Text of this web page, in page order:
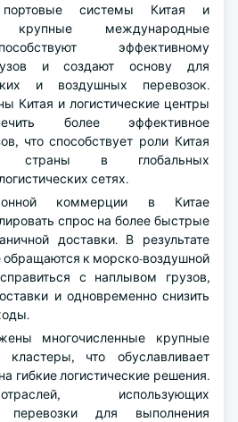
портовые системы Китая и
крупные международные
эффективному
и создают основу для
и воздушных перевозок.
Китая и логистические центры
более эффективное
что способствует роли Китая
страны в глобальных
сетях.
коммерции в Китае
спрос на более быстрые
доставки. В результате
к морско-воздушной
с наплывом грузов,
и одновременно снизить
многочисленные крупные
кластеры, что обуславливает
гибкие логистические решения.
использующих
перевозки для выполнения